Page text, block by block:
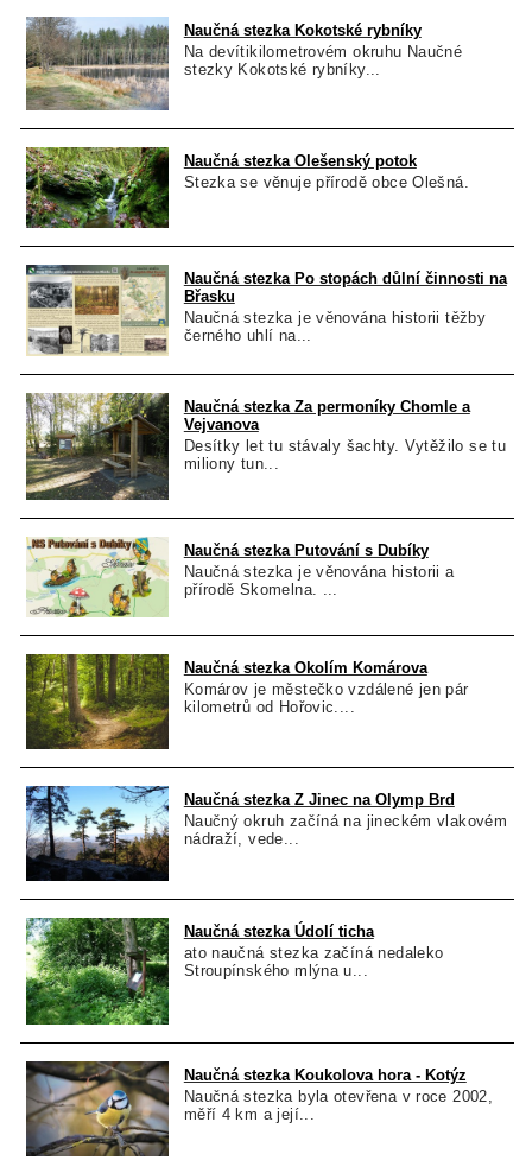
Naučná stezka Kokotské rybníky
Na devítikilometrovém okruhu Naučné
stezky Kokotské rybníky...
Naučná stezka Olešenský potok
Stezka se věnuje přírodě obce Olešná.
Naučná stezka Po stopách důlní činnosti na
Břasku
Naučná stezka je věnována historii těžby
černého uhlí na...
Naučná stezka Za permoníky Chomle a
Vejvanova
Desítky let tu stávaly šachty. Vytěžilo se tu
miliony tun...
Naučná stezka Putování s Dubíky
Naučná stezka je věnována historii a
přírodě Skomelna. ...
Naučná stezka Okolím Komárova
Komárov je městečko vzdálené jen pár
kilometrů od Hořovic....
Naučná stezka Z Jinec na Olymp Brd
Naučný okruh začíná na jineckém vlakovém
nádraží, vede...
Naučná stezka Údolí ticha
ato naučná stezka začíná nedaleko
Stroupínského mlýna u...
Naučná stezka Koukolova hora - Kotýz
Naučná stezka byla otevřena v roce 2002,
měří 4 km a její...